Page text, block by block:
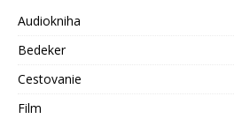
Audiokniha
Bedeker
Cestovanie
Film